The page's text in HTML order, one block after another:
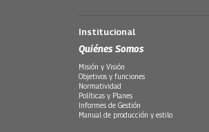
Institucional
Quiénes Somos
Misión y Visión
Objetivos y funciones
Normatividad
Políticas y Planes
Informes de Gestión
Manual de producción y estilo